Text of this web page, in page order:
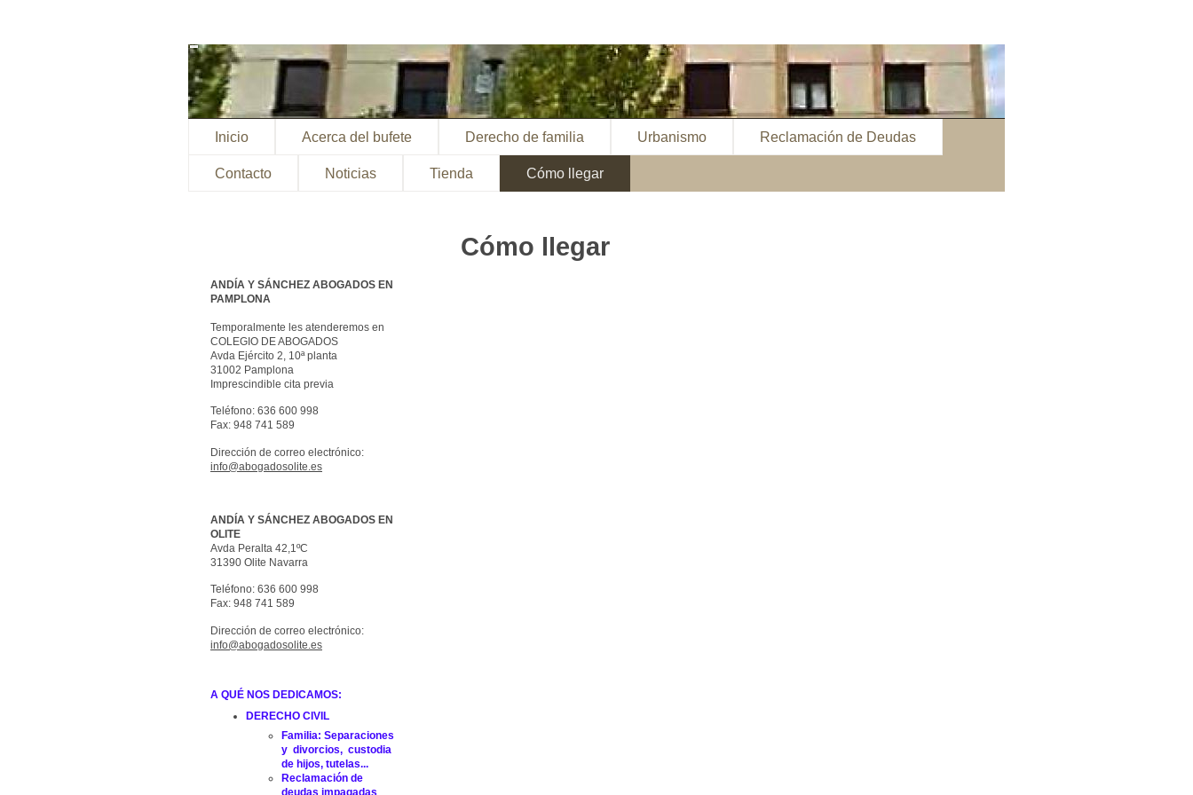
Inicio Acerca del bufete Derecho de familia Urbanismo Reclamación de Deudas
Contacto Noticias Tienda Cómo llegar
Cómo llegar
ANDÍA Y SÁNCHEZ ABOGADOS EN
PAMPLONA
Temporalmente les atenderemos en
COLEGIO DE ABOGADOS
Avda Ejército 2, 10ª planta
31002 Pamplona
Imprescindible cita previa
Teléfono: 636 600 998
Fax: 948 741 589
Dirección de correo electrónico:
info@abogadosolite.es
ANDÍA Y SÁNCHEZ ABOGADOS EN
OLITE
Avda Peralta 42,1ºC
31390 Olite Navarra
Teléfono: 636 600 998
Fax: 948 741 589
Dirección de correo electrónico:
info@abogadosolite.es
A QUÉ NOS DEDICAMOS:
DERECHO CIVIL
​Familia: Separaciones
y divorcios, custodia
de hijos, tutelas...
Reclamación de
deudas impagadas